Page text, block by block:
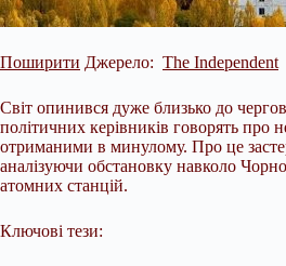
Поширити Джерело: The Independent
Світ опинився дуже близько до
політичних керівників говорять про
отриманими в минулому. Про це
аналізуючи обстановку навколо
атомних станцій.
Ключові тези: